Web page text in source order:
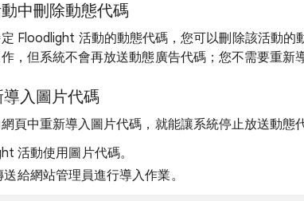
中刪除動態代碼
Floodlight 活動的動態代碼，您可以刪除該活動的
，但系統不會再放送動態廣告代碼；您不需要重新
入圖片代碼
頁中重新導入圖片代碼，就能讓系統停止放送動態
活動使用圖片代碼。
給網站管理員進行導入作業。